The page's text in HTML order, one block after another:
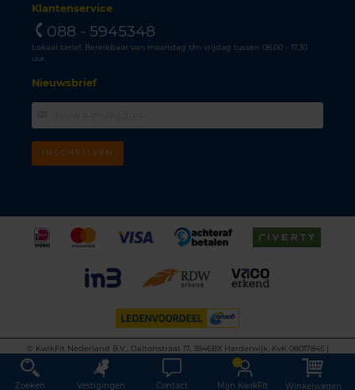
Klantenservice
088 - 5945348
Lokaal tarief. Bereikbaar van maandag t/m vrijdag tussen 08.00 - 17.30
uur.
Nieuwsbrief
INSCHRIJVEN
©
KwikFit Nederland B.V., Daltonstraat 17, 3846BX Harderwijk, KvK 08017845 |
Algemene voorwaarden
Privacyverklaring Cookiebeleid
Disclaimer
This site is protected by reCAPTCHA and the Google
Privacy Policy
Terms of
Service
apply.
Zoeken Vestigingen Contact Mijn KwikFit Winkelwagen